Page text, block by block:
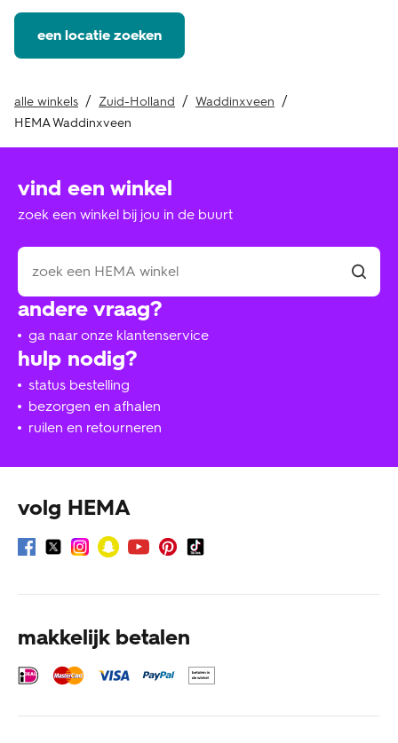
een locatie zoeken
alle winkels Zuid-Holland
Waddinxveen
HEMA Waddinxveen
hulp nodig?
status bestelling
bezorgen en afhalen
ruilen en retourneren
andere vraag?
ga naar onze klantenservice
vind een winkel
zoek een winkel bij jou in de buurt
volg HEMA
makkelijk betalen